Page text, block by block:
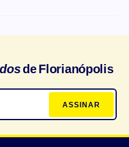
de Florianópolis
ASSINAR